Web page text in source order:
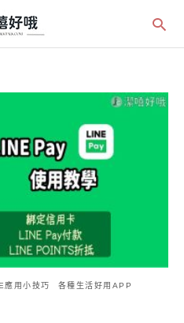
應用小技巧 各種生活好用APP